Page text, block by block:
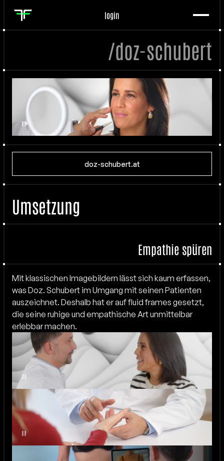
/doz-schubert
doz-schubert.at
Umsetzung
Empathie spüren
Mit klassischen Imagebildern lässt sich kaum erfassen,
was Doz. Schubert im Umgang mit seinen Patienten
auszeichnet. Deshalb hat er auf fluid frames gesetzt,
die seine ruhige und empathische Art unmittelbar
erlebbar machen.
login